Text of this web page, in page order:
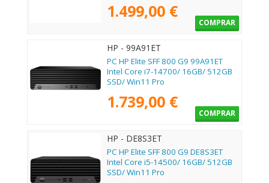
1.499,00 €
COMPRAR
HP - 99A91ET
PC HP Elite SFF 800 G9 99A91ET
Intel Core i7-14700/ 16GB/ 512GB
SSD/ Win11 Pro
1.739,00 €
COMPRAR
HP - DE8S3ET
PC HP Elite SFF 800 G9 DE8S3ET
Intel Core i5-14500/ 16GB/ 512GB
SSD/ Win11 Pro